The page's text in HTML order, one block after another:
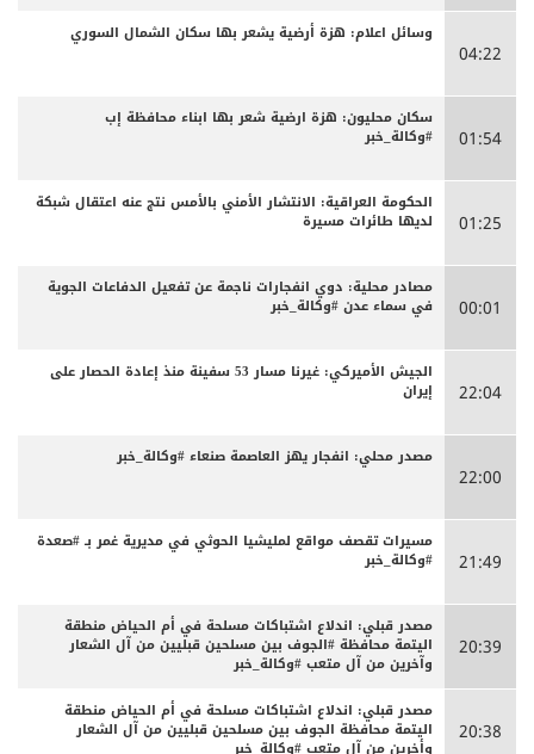
04:22
وسائل اعلام: هزة أرضية يشعر بها سكان الشمال السوري
01:54
سكان محليون: هزة ارضية شعر بها ابناء محافظة إب
#وكالة_خبر
01:25
الحكومة العراقية: الانتشار الأمني بالأمس نتج عنه اعتقال شبكة
لديها طائرات مسيرة
00:01
مصادر محلية: دوي انفجارات ناجمة عن تفعيل الدفاعات الجوية
في سماء عدن #وكالة_خبر
22:04
الجيش الأميركي: غيرنا مسار 53 سفينة منذ إعادة الحصار على
إيران
22:00
مصدر محلي: انفجار يهز العاصمة صنعاء #وكالة_خبر
21:49
مسيرات تقصف مواقع لمليشيا الحوثي في مديرية غمر بـ #صعدة
#وكالة_خبر
20:39
مصدر قبلي: اندلاع اشتباكات مسلحة في أم الحياض منطقة
اليتمة محافظة #الجوف بين مسلحين قبليين من آل الشعار
وآخرين من آل متعب #وكالة_خبر
20:38
مصدر قبلي: اندلاع اشتباكات مسلحة في أم الحياض منطقة
اليتمة محافظة الجوف بين مسلحين قبليين من آل الشعار
وأخرين من آل متعب #وكالة_خبر